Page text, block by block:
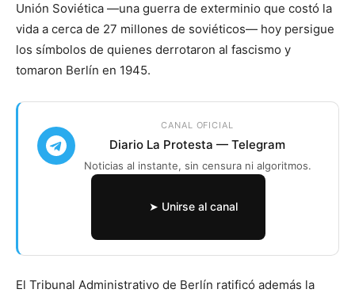
Unión Soviética —una guerra de exterminio que costó la
vida a cerca de 27 millones de soviéticos— hoy persigue
los símbolos de quienes derrotaron al fascismo y
tomaron Berlín en 1945.
CANAL OFICIAL
Diario La Protesta — Telegram
Noticias al instante, sin censura ni algoritmos.
➤ Unirse al canal
El Tribunal Administrativo de Berlín ratificó además la